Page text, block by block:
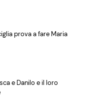
prova a fare Maria
e Danilo e il loro